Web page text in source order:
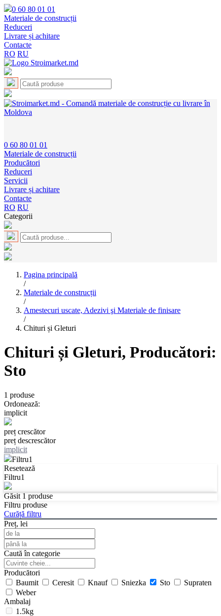
0 60 80 01 01
Materiale de construcții
Reduceri
Livrare și achitare
Contacte
RO RU
0 60 80 01 01
Materiale de construcții
Producători
Reduceri
Servicii
Livrare și achitare
Contacte
RO RU
Categorii
Pagina principală
/
Materiale de construcții
/
Amestecuri uscate, Adezivi şi Materiale de finisare
/
Chituri și Gleturi
Chituri și Gleturi, Producători:
Sto
1 produse
Ordonează:
implicit
preț crescător
preț descrescător
implicit
Filtru1
Resetează
Filtru1
Găsit 1 produse
Filtru produse
Curăță filtru
Preț, lei
Caută în categorie
Producători
Baumit
Ceresit Knauf Sniezka Sto
Supraten
Weber
Ambalaj
1.5kg